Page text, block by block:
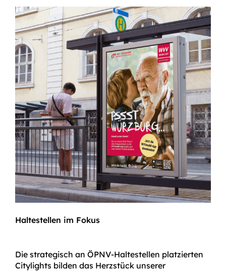
Haltestellen im Fokus
Die strategisch an ÖPNV-Haltestellen platzierten
Citylights bilden das Herzstück unserer